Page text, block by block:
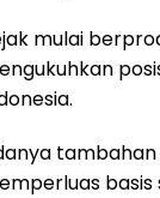
mulai